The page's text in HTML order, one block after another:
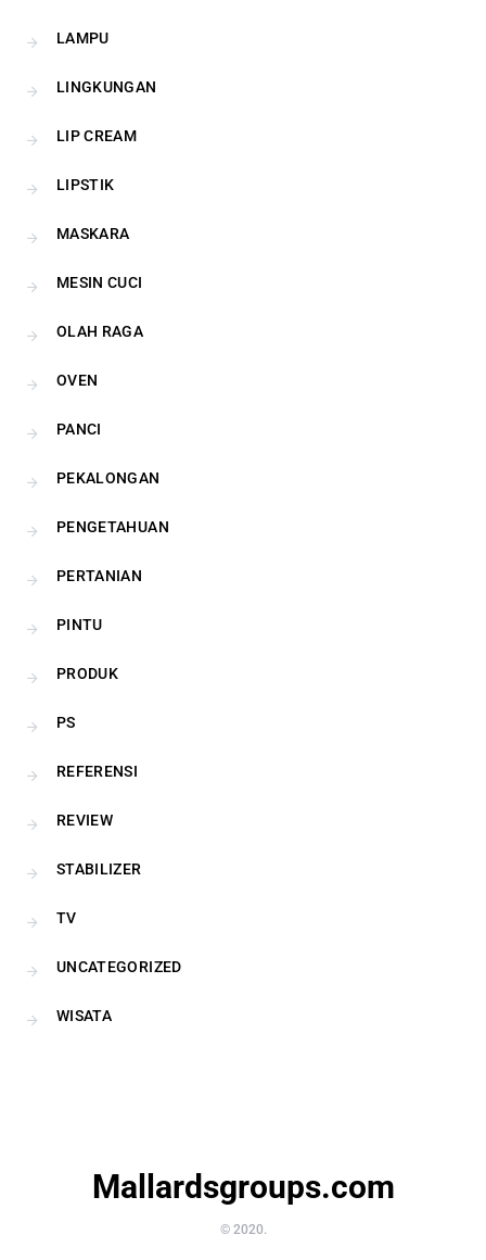
LAMPU
LINGKUNGAN
LIP CREAM
LIPSTIK
MASKARA
MESIN CUCI
OLAH RAGA
OVEN
PANCI
PEKALONGAN
PENGETAHUAN
PERTANIAN
PINTU
PRODUK
PS
REFERENSI
REVIEW
STABILIZER
TV
UNCATEGORIZED
WISATA
Mallardsgroups.com
© 2020.